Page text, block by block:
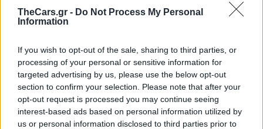
TheCars.gr - Do Not Process My Personal
Information
If you wish to opt-out of the sale, sharing to third parties, or
processing of your personal or sensitive information for
targeted advertising by us, please use the below opt-out
section to confirm your selection. Please note that after your
opt-out request is processed you may continue seeing
interest-based ads based on personal information utilized by
us or personal information disclosed to third parties prior to